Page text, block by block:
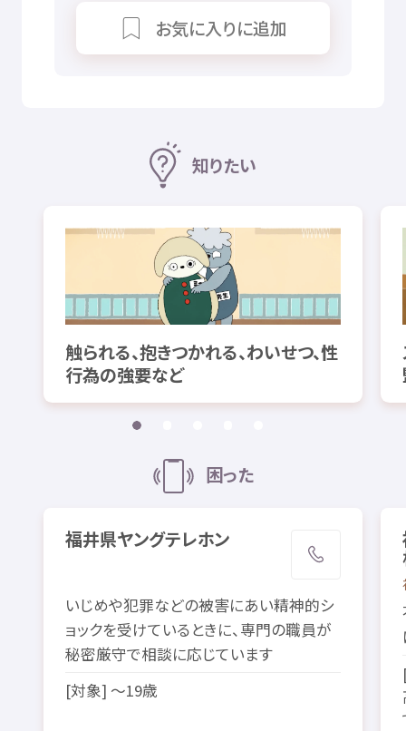
お気に入りに追加
知りたい
触られる、抱きつかれる、わいせつ、性
行為の強要など
困った
福井県ヤングテレホン
いじめや犯罪などの被害にあい精神的シ
ョックを受けているときに、専門の職員が
秘密厳守で相談に応じています
[対象] ～19歳